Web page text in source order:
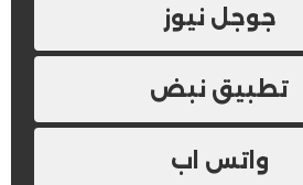
جوجل نيوز
تطبيق نبض
واتس اب